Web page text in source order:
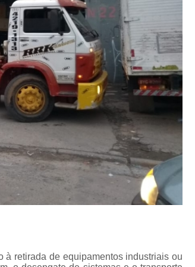
retirada de equipamentos industriais ou